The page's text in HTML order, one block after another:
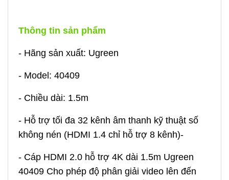
Thông tin sản phẩm
- Hãng sản xuất: Ugreen
- Model: 40409
- Chiều dài: 1.5m
- Hỗ trợ tối đa 32 kênh âm thanh kỹ thuật số
không nén (HDMI 1.4 chỉ hỗ trợ 8 kênh)-
- Cáp HDMI 2.0 hỗ trợ 4K dài 1.5m Ugreen
40409 Cho phép độ phân giải video lên đến